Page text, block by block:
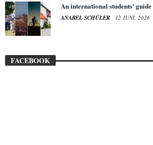
An international students’
ANABEL SCHÜLER 12 JUNI, 2026
FACEBOOK